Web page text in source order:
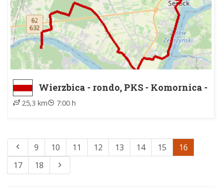
Wierzbica - rondo, PKS - Komornica -
25,3 km 7:00 h
9 10 11 12 13 14 15
16
17
18